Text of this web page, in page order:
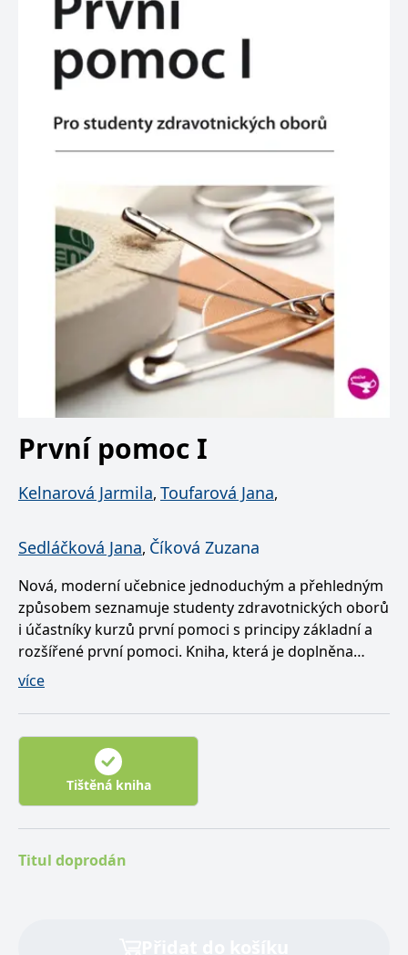
První pomoc I
Kelnarová Jarmila, Toufarová Jana,
Sedláčková Jana, Číková Zuzana
Nová, moderní učebnice jednoduchým a přehledným
způsobem seznamuje studenty zdravotnických oborů
i účastníky kurzů první pomoci s principy základní a
rozšířené první pomoci. Kniha, která je doplněna
modelovými úlohami, bohatou fotografickou
rychle a kvalitně zachránit lidský život, ošetřit
postiženého v extrémních situacích i umět
komunikovat s dispečinkem integrovaného
záchranného systému. Publikace, která vychází ve
dvou dílech, obsahuje také platné vyhlášky a
normativy, které se dané problematiky týkají. První díl
lékárny přes obvazovou techniku, polohování a
více
Tištěná kniha
Titul doprodán